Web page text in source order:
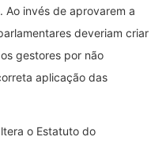
invés de aprovarem a
deveriam criar
gestores por não
aplicação das
o Estatuto do